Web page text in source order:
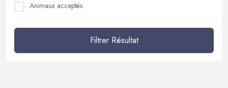
Animaux acceptés
Filtrer Résultat